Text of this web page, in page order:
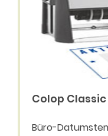
Colop
Büro-